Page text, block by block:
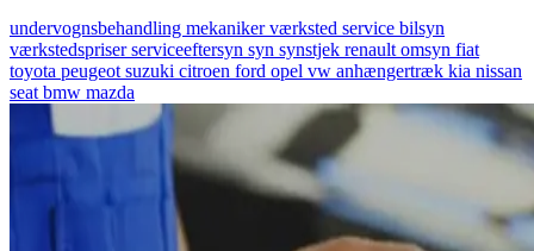
undervognsbehandling mekanikerværksted service bilsyn
værkstedspriserserviceeftersyn syn synstjek renaultomsyn fiat
toyota peugeotsuzuki citroen ford opel vw anhængertræk kia nissan
seatbmw mazda